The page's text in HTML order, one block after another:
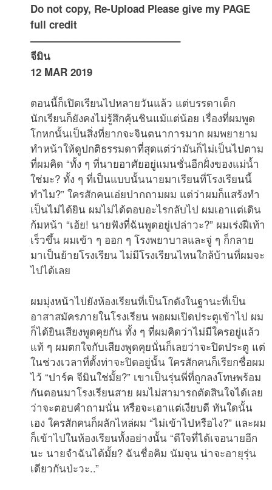
Do not copy, Re-Upload Please give my PAGE
full credit
——————————————–
จีมิน
12 MAR 2019
ตอนนี้ก็เปิดเรียนไปหลายวันแล้ว แต่บรรดาเด็ก
นักเรียนก็ยังคงไม่รู้สึกคุ้นชินแม้แต่น้อย เรื่องที่ผมพูด
โกหกนั้นเป็นสิ่งที่ยากจะจินตนาการมาก ผมพยายาม
ทำหน้าให้ดูปกติธรรมดาที่สุดแต่ว่ามันก็ไม่เป็นไปตาม
ที่ผมคิด “ทั้ง ๆ ที่นายอาศัยอยู่แมนชั่นอีกฝั่งของแม่น้ำ
ใช่มะ? ทั้ง ๆ ที่เป็นแบบนั้นนายมาเรียนที่โรงเรียนนี้
ทำไม?” ใครสักคนเอ่ยปากถามผม แต่ว่าผมก็แสร้งทำ
เป็นไม่ได้ยิน ผมไม่ได้ตอบอะไรกลับไป ผมเอาแต่เดิน
ก้มหน้า “เฮ้ย! นายฟังที่ฉันพูดอยู่เปล่าวะ?” ผมเร่งฝีเท้า
เร็วขึ้น ผมเข้า ๆ ออก ๆ โรงพยาบาลและจู่ ๆ ก็กลาย
มาเป็นย้ายโรงเรียน ไม่มีโรงเรียนไหนใกล้บ้านที่ผมจะ
ไปได้เลย
ผมมุ่งหน้าไปยังห้องเรียนที่เป็นโกดังในฐานะที่เป็น
อาสาสมัครภายในโรงเรียน พอผมเปิดประตูเข้าไป ผม
ก็ได้ยินเสียงพูดคุยกัน ทั้ง ๆ ที่ผมคิดว่าไม่มีใครอยู่แล้ว
แท้ ๆ ผมตกใจกับเสียงพูดคุยนั่นก็เลยว่าจะปิดประตู แต่
ในช่วงเวลาที่ตั้งท่าจะปิดอยู่นั้น ใครสักคนก็เรียกชื่อผม
ไว้ “ปาร์ค จีมินใช่มั้ย?” เขาเป็นรุ่นพี่ที่ถูกลงโทษพร้อม
กันตอนมาโรงเรียนสาย ผมไม่สามารถตัดสินใจได้เลย
ว่าจะตอบคำถามนั่น หรือจะเอาแต่เงียบดี ทันใดนั้น
เอง ใครสักคนก็ผลักไหล่ผม “ไม่เข้าไปหรือไง?” และผม
ก็เข้าไปในห้องเรียนทั้งอย่างนั้น “ดีใจที่ได้เจอนายอีก
นะ นายจำฉันได้มั้ย? ฉันชื่อคิม นัมจุน น่าจะอายุรุ่น
เดียวกันป่ะวะ..”